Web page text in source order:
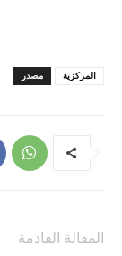
مصدر المركزية
المقالة القادمة